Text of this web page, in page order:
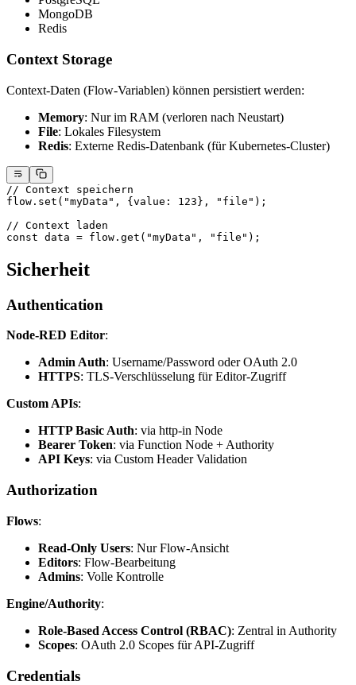
MongoDB
Redis
Context Storage
Context-Daten (Flow-Variablen) können persistiert werden:
Memory: Nur im RAM (verloren nach Neustart)
File: Lokales Filesystem
Redis: Externe Redis-Datenbank (für Kubernetes-Cluster)
// Context speichern
flow. set ( "myData" , {value: 123 }, "file" );
// Context laden
const data = flow. get ( "myData" , "file" );
Sicherheit
Authentication
Node-RED Editor:
Admin Auth: Username/Password oder OAuth 2.0
HTTPS: TLS-Verschlüsselung für Editor-Zugriff
Custom APIs:
HTTP Basic Auth: via http-in Node
Bearer Token: via Function Node + Authority
API Keys: via Custom Header Validation
Authorization
Flows:
Read-Only Users: Nur Flow-Ansicht
Editors: Flow-Bearbeitung
Admins: Volle Kontrolle
Engine/Authority:
Role-Based Access Control (RBAC): Zentral in Authority
Scopes: OAuth 2.0 Scopes für API-Zugriff
Credentials